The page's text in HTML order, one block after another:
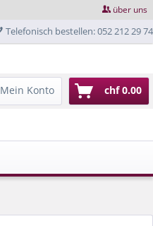
über uns
Telefonisch bestellen: 052 212 29 74
Mein Konto chf 0.00